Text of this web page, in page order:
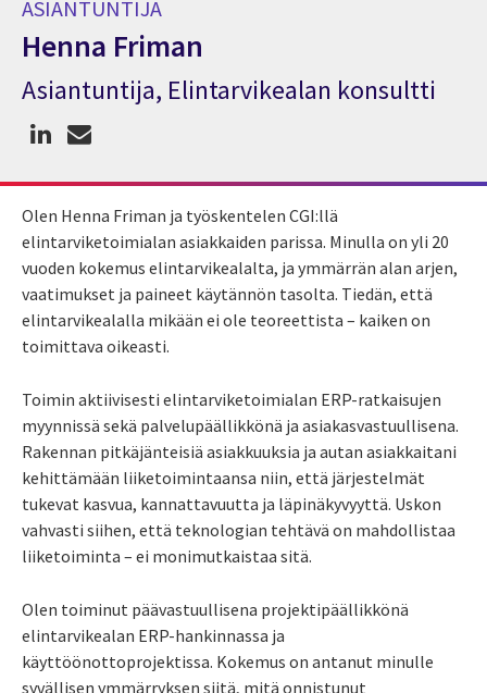
ASIANTUNTIJA
Henna Friman
Asiantuntija Henna Friman
Asiantuntija, Elintarvikealan konsultti
Olen Henna Friman ja työskentelen CGI:llä
elintarviketoimialan asiakkaiden parissa. Minulla on yli 20
vuoden kokemus elintarvikealalta, ja ymmärrän alan arjen,
vaatimukset ja paineet käytännön tasolta. Tiedän, että
elintarvikealalla mikään ei ole teoreettista – kaiken on
toimittava oikeasti.
Toimin aktiivisesti elintarviketoimialan ERP-ratkaisujen
myynnissä sekä palvelupäällikkönä ja asiakasvastuullisena.
Rakennan pitkäjänteisiä asiakkuuksia ja autan asiakkaitani
kehittämään liiketoimintaansa niin, että järjestelmät
tukevat kasvua, kannattavuutta ja läpinäkyvyyttä. Uskon
vahvasti siihen, että teknologian tehtävä on mahdollistaa
liiketoiminta – ei monimutkaistaa sitä.
Olen toiminut päävastuullisena projektipäällikkönä
elintarvikealan ERP-hankinnassa ja
käyttöönottoprojektissa. Kokemus on antanut minulle
syvällisen ymmärryksen siitä, mitä onnistunut